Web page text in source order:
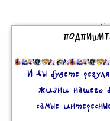
Торты, пирожные,
Десерты
И вы будете
жизни нашего
самые